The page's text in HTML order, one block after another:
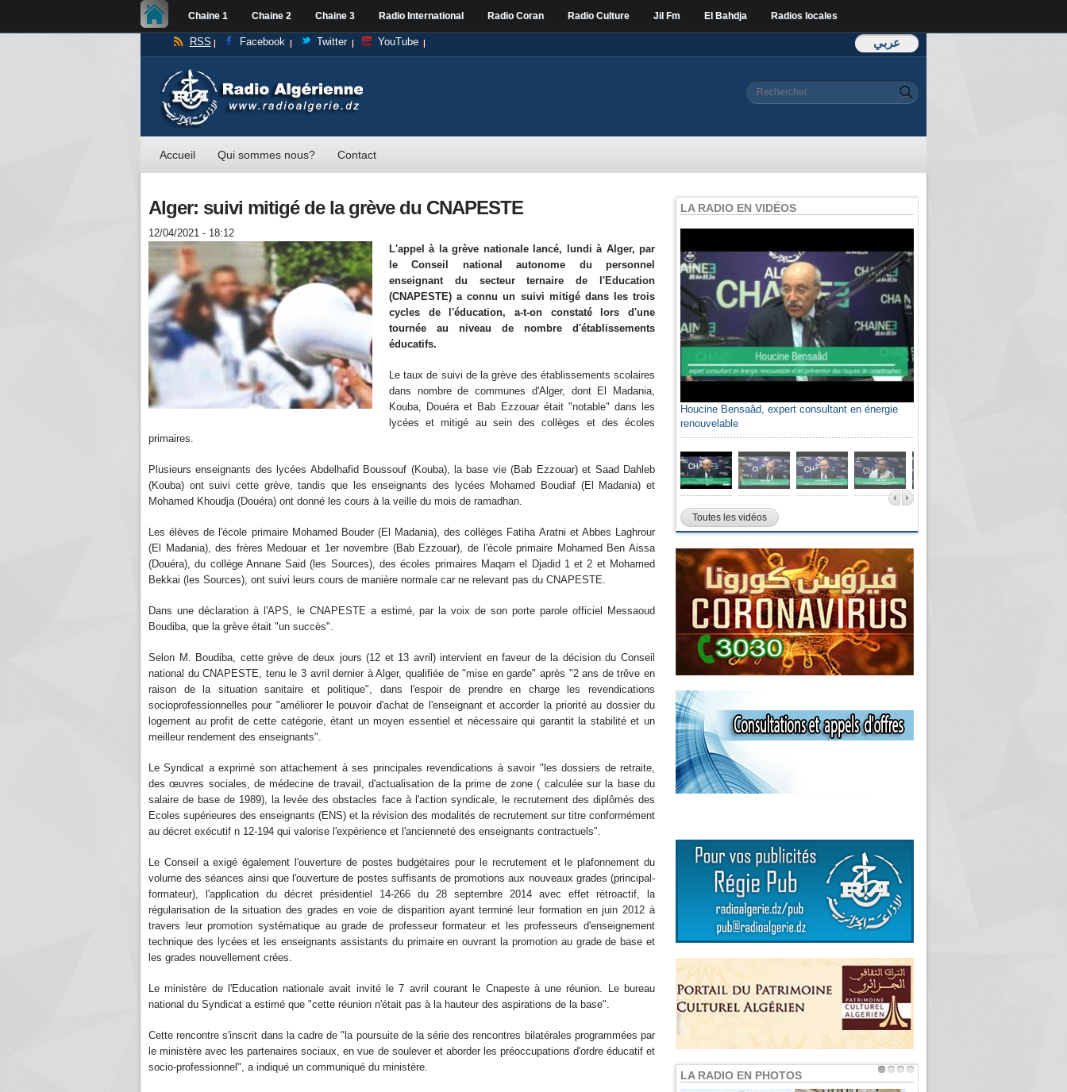
Chaine 1 Chaine 2 Chaine 3 Radio International Radio Coran Radio Culture Jil Fm El Bahdja Radios locales
عربي RSS Facebook Twitter YouTube
Formulaire de
Rechercher
Accueil Qui sommes nous? Contact
Alger: suivi mitigé de la grève du CNAPESTE
12/04/2021 - 18:12
L'appel à la grève nationale lancé, lundi à Alger, par
le Conseil national autonome du personnel
enseignant du secteur ternaire de l'Education
(CNAPESTE) a connu un suivi mitigé dans les trois
cycles de l'éducation, a-t-on constaté lors d'une
tournée au niveau de nombre d'établissements
éducatifs.
Le taux de suivi de la grève des établissements scolaires
dans nombre de communes d'Alger, dont El Madania,
Kouba, Douéra et Bab Ezzouar était "notable" dans les
lycées et mitigé au sein des collèges et des écoles
primaires.
Plusieurs enseignants des lycées Abdelhafid Boussouf (Kouba), la base vie (Bab Ezzouar) et Saad Dahleb
(Kouba) ont suivi cette grève, tandis que les enseignants des lycées Mohamed Boudiaf (El Madania) et
Mohamed Khoudja (Douéra) ont donné les cours à la veille du mois de ramadhan.
Les élèves de l'école primaire Mohamed Bouder (El Madania), des collèges Fatiha Aratni et Abbes Laghrour
(El Madania), des frères Medouar et 1er novembre (Bab Ezzouar), de l'école primaire Mohamed Ben Aissa
(Douéra), du collège Annane Said (les Sources), des écoles primaires Maqam el Djadid 1 et 2 et Mohamed
Bekkai (les Sources), ont suivi leurs cours de manière normale car ne relevant pas du CNAPESTE.
Dans une déclaration à l'APS, le CNAPESTE a estimé, par la voix de son porte parole officiel Messaoud
Boudiba, que la grève était "un succès".
Selon M. Boudiba, cette grève de deux jours (12 et 13 avril) intervient en faveur de la décision du Conseil
national du CNAPESTE, tenu le 3 avril dernier à Alger, qualifiée de "mise en garde" après "2 ans de trêve en
raison de la situation sanitaire et politique", dans l'espoir de prendre en charge les revendications
socioprofessionnelles pour "améliorer le pouvoir d'achat de l'enseignant et accorder la priorité au dossier du
logement au profit de cette catégorie, étant un moyen essentiel et nécessaire qui garantit la stabilité et un
meilleur rendement des enseignants".
Le Syndicat a exprimé son attachement à ses principales revendications à savoir "les dossiers de retraite,
des œuvres sociales, de médecine de travail, d'actualisation de la prime de zone ( calculée sur la base du
salaire de base de 1989), la levée des obstacles face à l'action syndicale, le recrutement des diplômés des
Ecoles supérieures des enseignants (ENS) et la révision des modalités de recrutement sur titre conformément
au décret exécutif n 12-194 qui valorise l'expérience et l'ancienneté des enseignants contractuels".
Le Conseil a exigé également l'ouverture de postes budgétaires pour le recrutement et le plafonnement du
volume des séances ainsi que l'ouverture de postes suffisants de promotions aux nouveaux grades (principal-
formateur), l'application du décret présidentiel 14-266 du 28 septembre 2014 avec effet rétroactif, la
régularisation de la situation des grades en voie de disparition ayant terminé leur formation en juin 2012 à
travers leur promotion systématique au grade de professeur formateur et les professeurs d'enseignement
technique des lycées et les enseignants assistants du primaire en ouvrant la promotion au grade de base et
les grades nouvellement crées.
Le ministère de l'Education nationale avait invité le 7 avril courant le Cnapeste à une réunion. Le bureau
national du Syndicat a estimé que "cette réunion n'était pas à la hauteur des aspirations de la base".
Cette rencontre s'inscrit dans la cadre de "la poursuite de la série des rencontres bilatérales programmées par
le ministère avec les partenaires sociaux, en vue de soulever et aborder les préoccupations d'ordre éducatif et
socio-professionnel", a indiqué un communiqué du ministère.
LA RADIO EN VIDÉOS
Houcine Bensaâd, expert consultant en énergie
renouvelable
Toutes les vidéos
LA RADIO EN PHOTOS